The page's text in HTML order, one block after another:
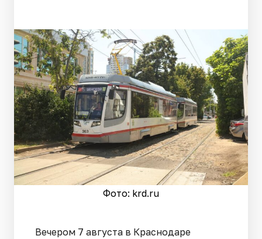
Фото: krd.ru
Вечером 7 августа в Краснодаре